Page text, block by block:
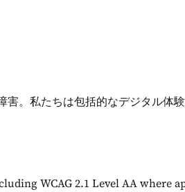
。私たちは包括的なデジタル体
WCAG 2.1 Level AA where